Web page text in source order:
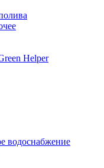
Helper
водоснабжение